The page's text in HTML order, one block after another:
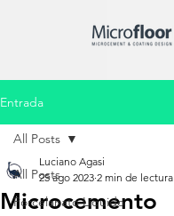
Entrada
All Posts
Porcelanato Líquido
All Posts
Microcemento
Luciano Agasi
25 ago 2023 2 min de lectura